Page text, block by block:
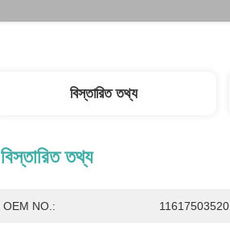
বিস্তারিত তথ্য
বিস্তারিত তথ্য
OEM NO.: 11617503520